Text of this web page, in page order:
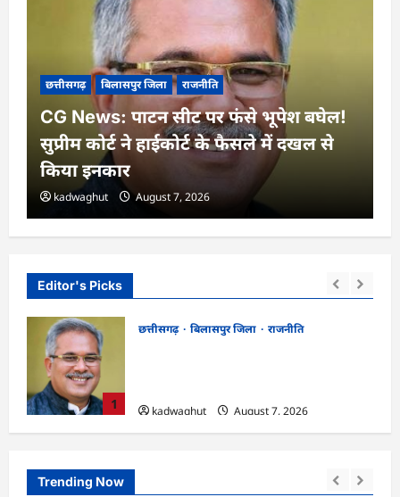
Editor's Picks
1
छत्तीसगढ़ बिलासपुर जिला
राजनीति
kadwaghut
August 7, 2026
छत्तीसगढ़ बिलासपुर जिला राजनीति
CG News: पाटन सीट पर फंसे भूपेश बघेल!
सुप्रीम कोर्ट ने हाईकोर्ट के फैसले में दखल से
किया इनकार
kadwaghut August 7, 2026
Trending Now